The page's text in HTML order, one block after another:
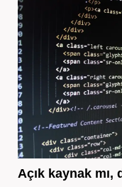
Açık kaynak mı,